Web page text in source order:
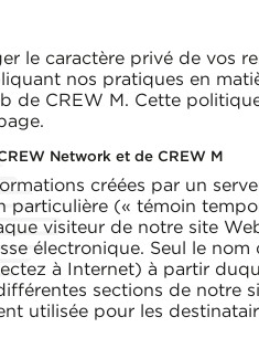
le caractère privé de vos
nos pratiques en
de CREW M. Cette
Network et de CREW M
créées par un
particulière (« témoin
visiteur de notre site
électronique. Seul le nom
à Internet) à partir
sections de notre
utilisée pour les